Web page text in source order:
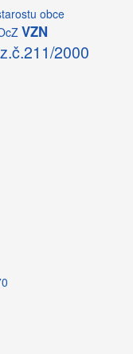
obce
VZN
2000